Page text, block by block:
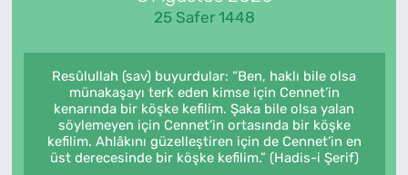
25 Safer 1448
Resûlullah (sav) buyurdular: “Ben, haklı bile olsa
münakaşayı terk eden kimse için Cennet’in
kenarında bir köşke kefilim. Şaka bile olsa yalan
söylemeyen için Cennet’in ortasında bir köşke
kefilim. Ahlâkını güzelleştiren için de Cennet’in en
üst derecesinde bir köşke kefilim.” (Hadis-i Şerif)